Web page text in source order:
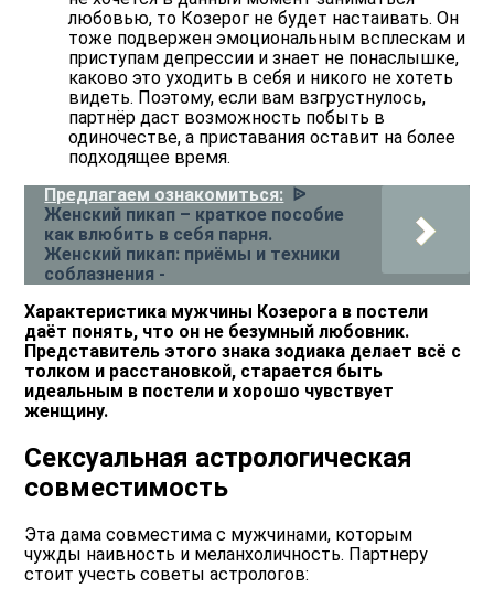
любовью, то Козерог не будет настаивать. Он
тоже подвержен эмоциональным всплескам и
приступам депрессии и знает не понаслышке,
каково это уходить в себя и никого не хотеть
видеть. Поэтому, если вам взгрустнулось,
партнёр даст возможность побыть в
одиночестве, а приставания оставит на более
подходящее время.
Предлагаем ознакомиться: ᐉ
Женский пикап – краткое пособие
как влюбить в себя парня.
Женский пикап: приёмы и техники
соблазнения -
Характеристика мужчины Козерога в постели
даёт понять, что он не безумный любовник.
Представитель этого знака зодиака делает всё с
толком и расстановкой, старается быть
идеальным в постели и хорошо чувствует
женщину.
Сексуальная астрологическая
совместимость
Эта дама совместима с мужчинами, которым
чужды наивность и меланхоличность. Партнеру
стоит учесть советы астрологов: